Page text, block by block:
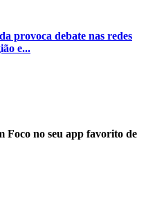
provoca debate nas redes
e...
Foco no seu app favorito de